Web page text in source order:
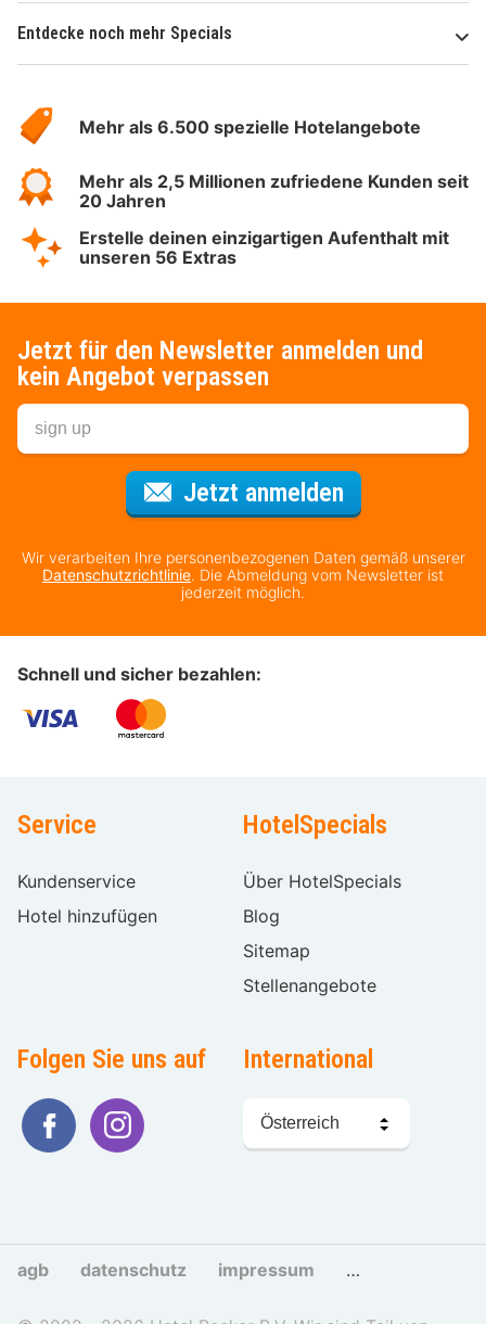
Entdecke noch mehr Specials
Hotelspecials
Mehr als 6.500 spezielle Hotelangebote
Mehr als 2,5 Millionen zufriedene Kunden seit
20 Jahren
Erstelle deinen einzigartigen Aufenthalt mit
unseren 56 Extras
Jetzt für den Newsletter anmelden und
kein Angebot verpassen
Jetzt anmeldenFür den
Wir verarbeiten Ihre personenbezogenen Daten gemäß unserer
Datenschutzrichtlinie. Die Abmeldung vom Newsletter ist
jederzeit möglich.
Schnell und sicher bezahlen:
Service
Kundenservice
Hotel hinzufügen
HotelSpecials
Über HotelSpecials
Blog
Sitemap
Stellenangebote
Folgen Sie uns auf International
Sprache
wählen
agb datenschutz impressum cookies und